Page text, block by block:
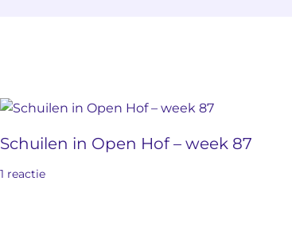
Schuilen in Open Hof – week 87
1 reactie